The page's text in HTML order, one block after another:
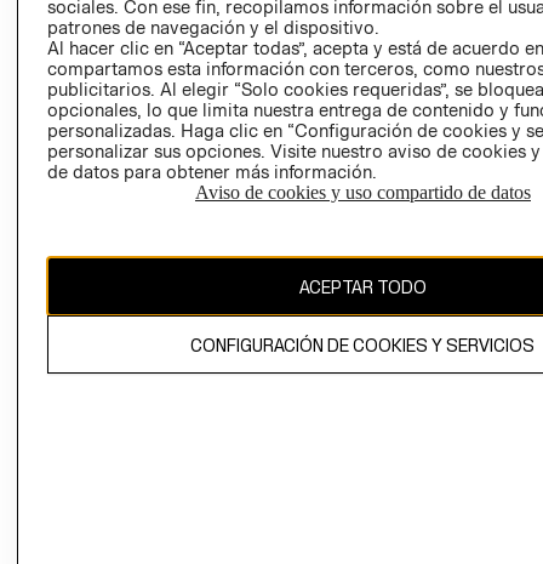
COOKIES
Chile ($)
El contenido de esta página web está protegido por copyright y es
propiedad de H&M Hennes & Mauritz AB.
sociales. Con ese fin, recopilamos información sobre el
patrones de navegación y el dispositivo.
Al hacer clic en “Aceptar todas”, acepta y está de acuerdo
compartamos esta información con terceros, como
publicitarios. Al elegir “Solo cookies requeridas”, se
opcionales, lo que limita nuestra entrega de contenido y
personalizadas. Haga clic en “Configuración de cookies y
personalizar sus opciones. Visite nuestro aviso de cookies
de datos para obtener más información.
Aviso de cookies y uso compartido de datos
ACEPTAR TODO
CONFIGURACIÓN DE COOKIES Y SERVICIOS